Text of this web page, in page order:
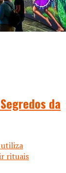
da
utiliza
rituais